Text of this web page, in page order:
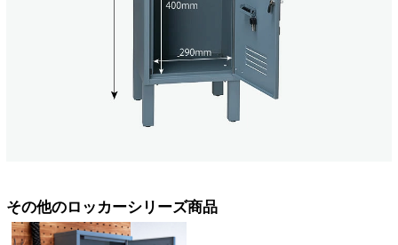
その他のロッカーシリーズ商品